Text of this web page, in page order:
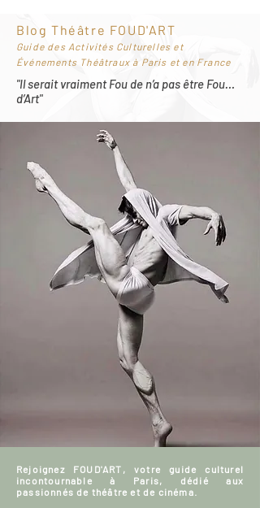
Blog Théâtre FOUD'ART
Guide des Activités Culturelles et
Événements Théâtraux à Paris et en France
"Il serait vraiment Fou de n’a pas être Fou…
d’Art"
Rejoignez FOUD'ART, votre guide culturel
incontournable à Paris, dédié aux
passionnés de théâtre et de cinéma.